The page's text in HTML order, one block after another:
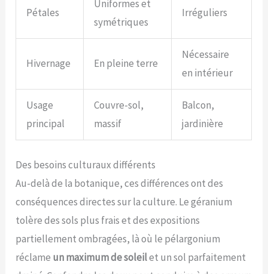
Pétales
Uniformes et
symétriques
Irréguliers
Hivernage En pleine terre
Nécessaire
en intérieur
Usage
principal
Couvre-sol,
massif
Balcon,
jardinière
Des besoins culturaux différents
Au-delà de la botanique, ces différences ont des
conséquences directes sur la culture. Le géranium
tolère des sols plus frais et des expositions
partiellement ombragées, là où le pélargonium
réclame un maximum de soleilet un sol parfaitement